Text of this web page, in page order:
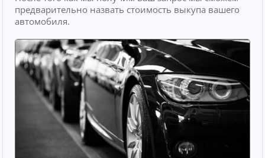
предварительно назвать стоимость выкупа вашего
автомобиля.